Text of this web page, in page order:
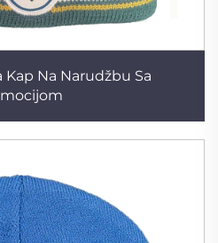
Kap Na Narudžbu Sa